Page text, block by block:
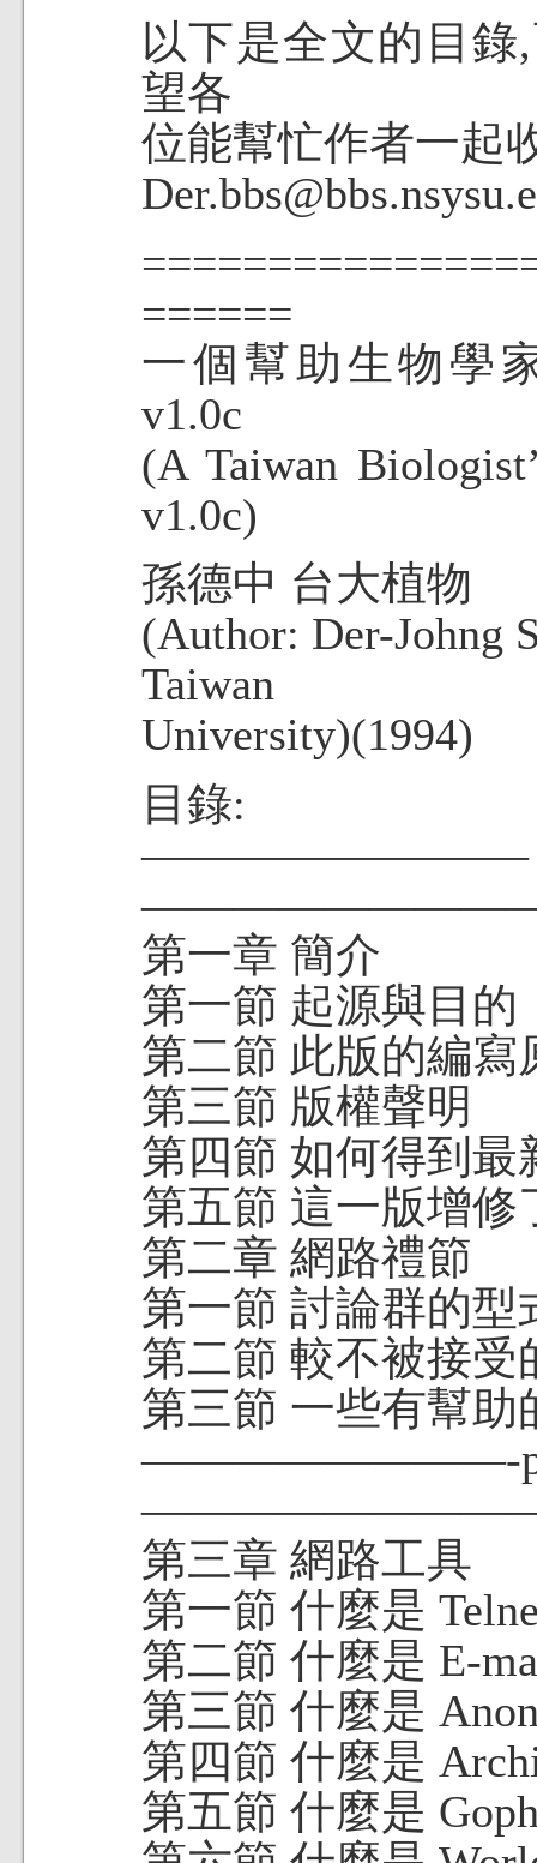
以下是全文的目
望各
位能幫忙作者一起
======
一個幫助生物學
v1.0c
(A Taiwan
v1.0c)
孫德中 台大植物
(Author: Der-Johng
Taiwan
University)(1994)
目錄:
第一章 簡介
第一節 起源與目的
第二節 此版的編寫
第三節 版權聲明
第四節 如何得到最
第五節 這一版增修
第二章 網路禮節
第一節 討論群的
第二節 較不被接受
第三節 一些有幫助
————————-
第三章 網路工具
第一節 什麼是
第二節 什麼是 E-
第三節 什麼是
第四節 什麼是
第五節 什麼是